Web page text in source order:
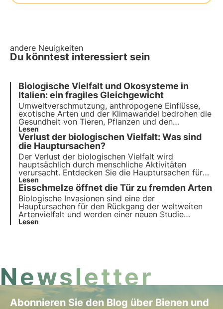
andere Neuigkeiten
Du könntest interessiert sein
Biologische Vielfalt und Ökosysteme in
Italien: ein fragiles Gleichgewicht
Umweltverschmutzung, anthropogene Einflüsse,
exotische Arten und der Klimawandel bedrohen die
Gesundheit von Tieren, Pflanzen und den
Lebensräumen, in denen sie leben. Das UN-
Programm bis 2030 ruft zu Schutz und
Wiederherstellung auf. Doch es ist rechtzeitiges
Handeln erforderlich.
Lesen
Verlust der biologischen Vielfalt: Was sind
die Hauptursachen?
Der Verlust der biologischen Vielfalt wird
hauptsächlich durch menschliche Aktivitäten
verursacht. Entdecken Sie die Hauptursachen für
den Rückgang der biologischen Vielfalt und
erfahren Sie, wie 3Bee mit innovativen
technologischen Lösungen gegen diesen globalen
Notstand vorgeht.
Lesen
Eisschmelze öffnet die Tür zu fremden Arten
Biologische Invasionen sind eine der
Hauptursachen für den Rückgang der weltweiten
Artenvielfalt und werden einer neuen Studie
zufolge durch das schnelle Abschmelzen der
Lesen
Newsletter
Abonnieren Sie den Blog über Bienen und